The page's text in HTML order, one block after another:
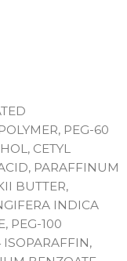
PEG-60
CETYL
PARAFFINUM
BUTTER,
INDICA
PEG-100
ISOPARAFFIN,